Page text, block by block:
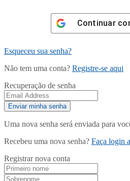
Continuar
Esqueceu sua senha?
Não tem uma conta? Registre-se aqui
Recuperação de senha
Uma nova senha será enviada para
Recebeu uma nova senha? Faça login
Registrar nova conta